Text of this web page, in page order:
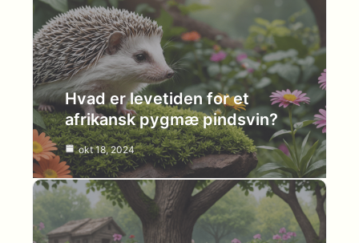
Hvad er levetiden for et
afrikansk pygmæ pindsvin?
okt 18, 2024